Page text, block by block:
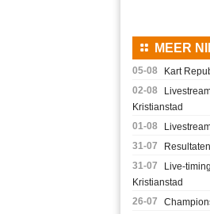
⚏ MEER
05-08
Kart
02-08
Kristianstad
01-08
31-07
31-07
Live-
Kristianstad
26-07